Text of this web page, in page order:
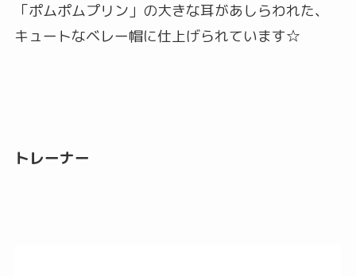
「ポムポムプリン」の大きな耳があしらわれた、
キュートなベレー帽に仕上げられています☆
トレーナー